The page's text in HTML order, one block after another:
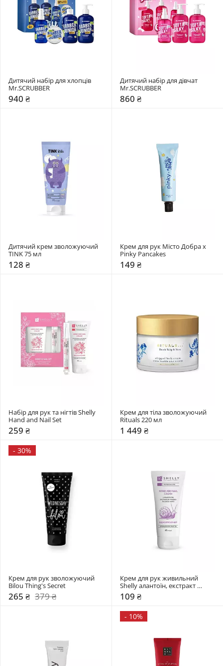
Дитячий набір для хлопців
Mr.SCRUBBER
940 ₴
Дитячий набір для дівчат
Mr.SCRUBBER
860 ₴
Дитячий крем зволожуючий
128 ₴
Крем для рук Місто Добра х
Pinky Pancakes
149 ₴
Набір для рук та нігтів Shelly
Hand and Nail Set
259 ₴
Крем для тіла зволожуючий
1 449 ₴
- 30%
Крем для рук зволожуючий
Bilou Thing's Secret
265 ₴ 379 ₴
Крем для рук живильний
Shelly алантоїн, екстракт
равлика та олія каріте
109 ₴
- 10%